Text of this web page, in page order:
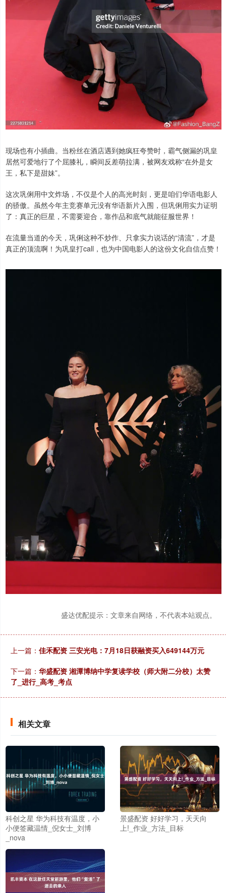
现场也有小插曲。当粉丝在酒店遇到她疯狂夸赞时，霸气侧漏的巩皇
居然可爱地行了个屈膝礼，瞬间反差萌拉满，被网友戏称“在外是女
王，私下是甜妹”。
这次巩俐用中文炸场，不仅是个人的高光时刻，更是咱们华语电影人
的骄傲。虽然今年主竞赛单元没有华语新片入围，但巩俐用实力证明
了：真正的巨星，不需要迎合，靠作品和底气就能征服世界！
在流量当道的今天，巩俐这种不炒作、只拿实力说话的“清流”，才是
真正的顶流啊！为巩皇打call，也为中国电影人的这份文化自信点赞！
盛达优配提示：文章来自网络，不代表本站观点。
上一篇： 佳禾配资 三安光电：7月18日获融资买入649144万元
下一篇： 华盛配资 湘潭博纳中学复读学校（师大附二分校）太赞
了_进行_高考_考点
相关文章
科创之星 华为科技有温度，小
小便签藏温情_倪女士_刘博
_nova
景盛配资 好好学习，天天向
上!_作业_方法_目标